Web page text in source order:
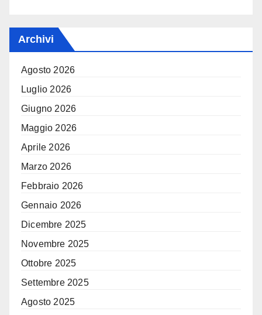
Archivi
Agosto 2026
Luglio 2026
Giugno 2026
Maggio 2026
Aprile 2026
Marzo 2026
Febbraio 2026
Gennaio 2026
Dicembre 2025
Novembre 2025
Ottobre 2025
Settembre 2025
Agosto 2025